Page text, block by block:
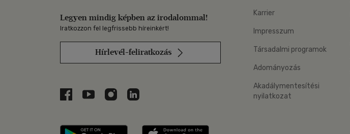
Legyen mindig képben az irodalommal!
Iratkozzon fel legfrissebb híreinkért!
Hírlevél-feliratkozás
Libri a Facebookon
Libri a Youtube-on
Libri az Instagramon
Libri a LinkedInen
Libri applikáció Szerezd meg: Google Play
Karrier
Impresszum
Társadalmi programok
Adományozás
Akadálymentesítési
nyilatkozat